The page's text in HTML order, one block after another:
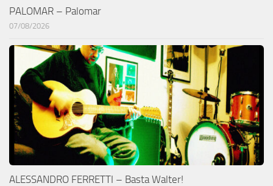
PALOMAR – Palomar
07/08/2026
ALESSANDRO FERRETTI – Basta Walter!